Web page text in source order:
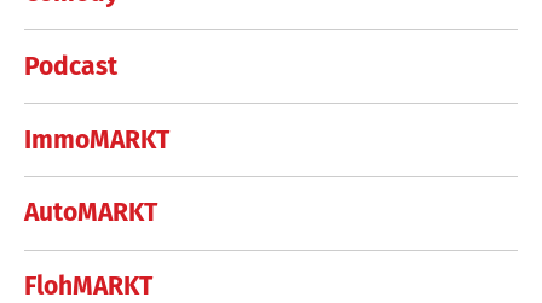
Podcast
ImmoMARKT
AutoMARKT
FlohMARKT